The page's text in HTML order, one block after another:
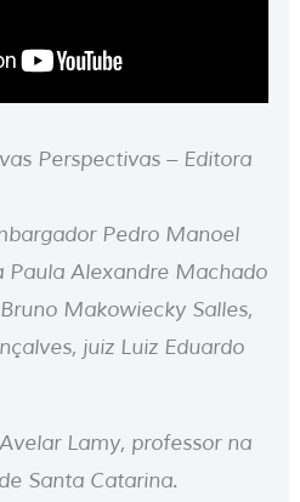
Perspectivas – Editora
Pedro Manoel
Paula Alexandre Machado
Bruno Makowiecky Salles,
juiz Luiz Eduardo
Lamy, professor na
Santa Catarina.